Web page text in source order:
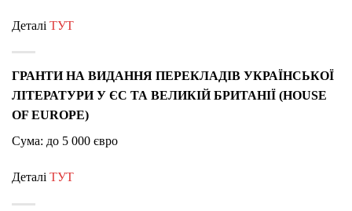
Деталі ТУТ
ГРАНТИ НА ВИДАННЯ ПЕРЕКЛАДІВ УКРАЇНСЬКОЇ
ЛІТЕРАТУРИ У ЄС ТА ВЕЛИКІЙ БРИТАНІЇ (HOUSE
OF EUROPE)
Сума: до 5 000 євро
Деталі ТУТ